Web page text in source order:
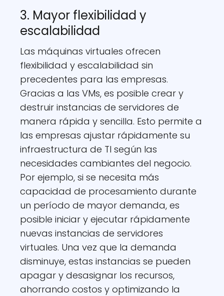
3. Mayor flexibilidad y
escalabilidad
Las máquinas virtuales ofrecen
flexibilidad y escalabilidad sin
precedentes para las empresas.
Gracias a las VMs, es posible crear y
destruir instancias de servidores de
manera rápida y sencilla. Esto permite a
las empresas ajustar rápidamente su
infraestructura de TI según las
necesidades cambiantes del negocio.
Por ejemplo, si se necesita más
capacidad de procesamiento durante
un período de mayor demanda, es
posible iniciar y ejecutar rápidamente
nuevas instancias de servidores
virtuales. Una vez que la demanda
disminuye, estas instancias se pueden
apagar y desasignar los recursos,
ahorrando costos y optimizando la